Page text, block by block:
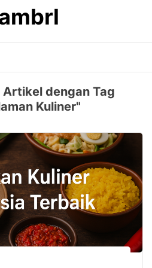
dengan Tag
Kuliner"